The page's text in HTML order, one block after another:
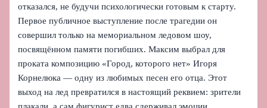
отказался, не будучи психологически готовым к старту.
Первое публичное выступление после трагедии он
совершил только на мемориальном ледовом шоу,
посвящённом памяти погибших. Максим выбрал для
проката композицию «Город, которого нет» Игоря
Корнелюка — одну из любимых песен его отца. Этот
выход на лед превратился в настоящий реквием: зрители